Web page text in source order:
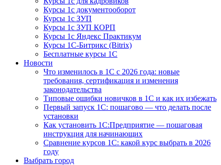
Курсы 1с документооборот
Курсы 1с ЗУП
Курсы 1с ЗУП КОРП
Курсы 1с Яндекс Практикум
Курсы 1С-Битрикс (Bitrix)
Бесплатные курсы 1С
Новости
Что изменилось в 1С с 2026 года: новые
требования, сертификация и изменения
законодательства
Типовые ошибки новичков в 1С и как их избежать
Первый запуск 1С: пошагово — что делать после
установки
Как установить 1С:Предприятие — пошаговая
инструкция для начинающих
Сравнение курсов 1С: какой курс выбрать в 2026
году
Выбрать город